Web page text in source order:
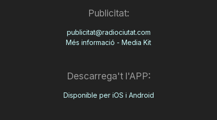
Publicitat:
publicitat@radiociutat.com
Més informació - Media Kit
Descarrega't l'APP:
Disponible per iOS i Android